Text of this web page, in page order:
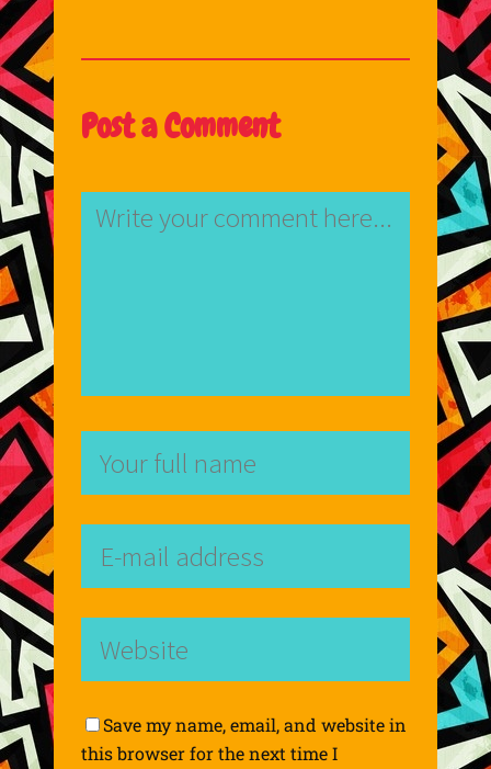
Post a Comment
Save my name, email, and website in
this browser for the next time I